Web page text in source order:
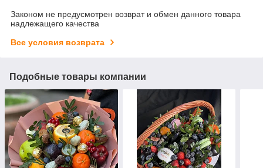
Законом не предусмотрен возврат и обмен данного товара
надлежащего качества
Все условия возврата
Подобные товары компании